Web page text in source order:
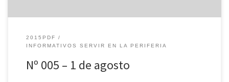
2015PDF
INFORMATIVOS SERVIR EN LA PERIFERIA
Nº 005 – 1 de agosto